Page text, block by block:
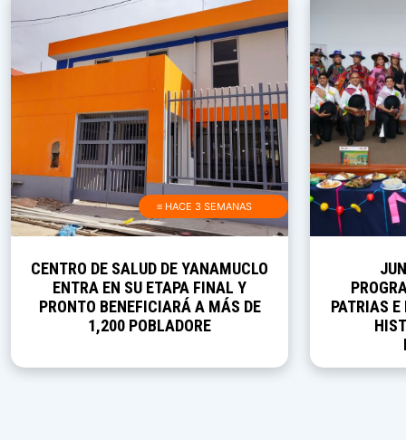
≡ HACE 3 SEMANAS
CENTRO DE SALUD DE YANAMUCLO
ENTRA EN SU ETAPA FINAL Y
PRONTO BENEFICIARÁ A MÁS DE
1,200 POBLADORE
PATRIAS